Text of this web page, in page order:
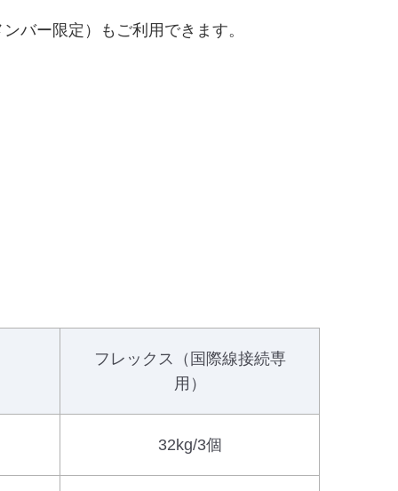
バー限定）もご利用できます。
フレックス（国際線接続専
用）
32kg/3個